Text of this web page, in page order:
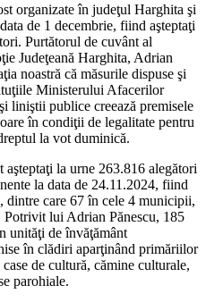
organizate în judeţul Harghita şi
de 1 decembrie, fiind aşteptaţi
Purtătorul de cuvânt al
Judeţeană Harghita, Adrian
noastră că măsurile dispuse şi
Ministerului Afacerilor
liniştii publice creează premisele
în condiţii de legalitate pentru
la vot duminică.
la urne 263.816 alegători
la data de 24.11.2024, fiind
dintre care 67 în cele 4 municipii,
lui Adrian Pănescu, 185
unităţi de învăţământ
în clădiri aparţinând primăriilor
de cultură, cămine culturale,
parohiale.